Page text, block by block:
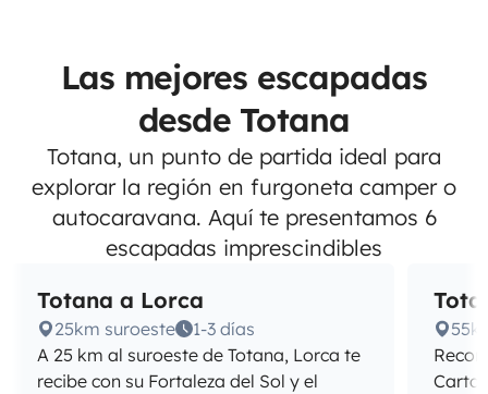
Las mejores escapadas
desde Totana
Totana, un punto de partida ideal para
explorar la región en furgoneta camper o
autocaravana. Aquí te presentamos 6
escapadas imprescindibles
Totana a Lorca
25km suroeste
1-3 días
A 25 km al suroeste de Totana, Lorca te
recibe con su Fortaleza del Sol y el